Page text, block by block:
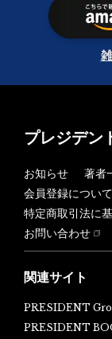
プレジデン
お知らせ 著者
会員登録について
特定商取引法に
お問い合わせ
関連サイト
PRESIDENT
PRESIDENT